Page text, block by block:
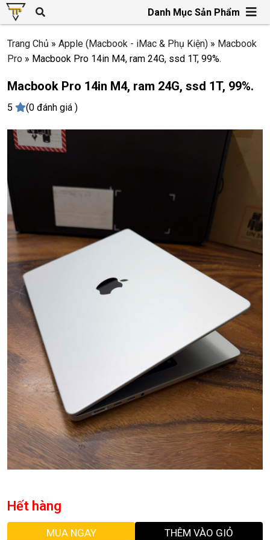
Danh Mục Sản Phẩm
Trang Chủ » Apple (Macbook - iMac & Phụ Kiện) » Macbook
Pro » Macbook Pro 14in M4, ram 24G, ssd 1T, 99%.
Macbook Pro 14in M4, ram 24G, ssd 1T, 99%.
5 (0 đánh giá )
Hết hàng
MUA NGAY THÊM VÀO GIỎ